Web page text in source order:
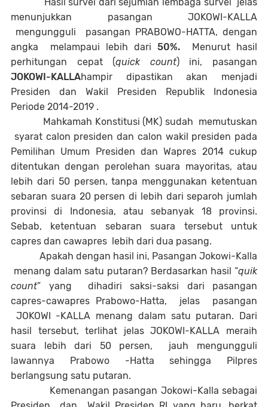
Hasil survei dari sejumlah lembaga survei jelas
menunjukkan pasangan JOKOWI-KALLA
mengungguli pasangan PRABOWO-HATTA, dengan
angka melampaui lebih dari 50%. Menurut hasil
perhitungan cepat (quick count) ini, pasangan
JOKOWI-KALLAhampir dipastikan akan menjadi
Presiden dan Wakil Presiden Republik Indonesia
Periode 2014-2019 .
Mahkamah Konstitusi (MK) sudah memutuskan
syarat calon presiden dan calon wakil presiden pada
Pemilihan Umum Presiden dan Wapres 2014 cukup
ditentukan dengan perolehan suara mayoritas, atau
lebih dari 50 persen, tanpa menggunakan ketentuan
sebaran suara 20 persen di lebih dari separoh jumlah
provinsi di Indonesia, atau sebanyak 18 provinsi.
Sebab, ketentuan sebaran suara tersebut untuk
capres dan cawapres
lebih dari dua pasang.
Apakah dengan hasil ini, Pasangan Jokowi-Kalla
menang dalam satu putaran? Berdasarkan hasil “quik
count” yang
dihadiri saksi-saksi dari pasangan
capres-cawapres Prabowo-Hatta,
jelas
pasangan
JOKOWI -KALLA menang dalam satu putaran. Dari
hasil tersebut, terlihat jelas JOKOWI-KALLA meraih
suara lebih dari 50 persen,
jauh mengungguli
lawannya Prabowo -Hatta sehingga Pilpres
berlangsung satu putaran.
Kemenangan pasangan Jokowi-Kalla sebagai